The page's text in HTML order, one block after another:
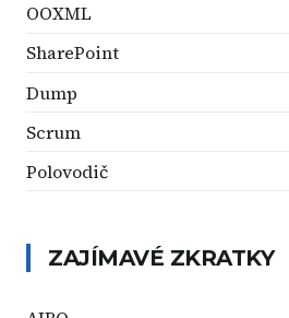
OOXML
SharePoint
Dump
Scrum
Polovodič
ZAJÍMAVÉ ZKRATKY